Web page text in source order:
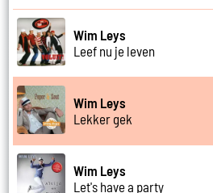
Wim Leys
Leef nu je leven
Wim Leys
Lekker gek
Wim Leys
Let's have a party